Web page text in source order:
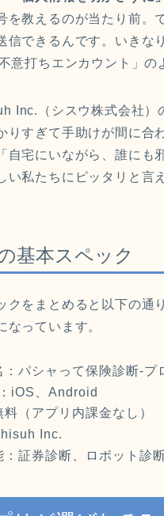
を教えるのが当たり前。
信できるんです。いき
意打ちエンカウント」の
Inc.（シスウ株式会社）
りすぎて手助けが間に合
自宅にいながら、誰にも
い私たちにピッタリと言
基本スペック
クをまとめると以下の通
なっています。
：パシャって保険診断-プ
iOS、Android
（アプリ内課金なし）
Inc.
：証券診断、ロボット診